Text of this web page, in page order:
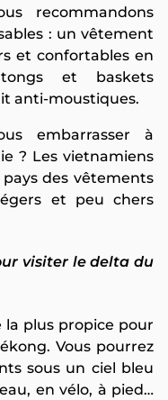
recommandons
: un vêtement
et confortables en
et baskets
anti-moustiques.
embarrasser à
? Les vietnamiens
des vêtements
et peu chers
visiter le delta du
la plus propice pour
Vous pourrez
sous un ciel bleu
en vélo, à pied…